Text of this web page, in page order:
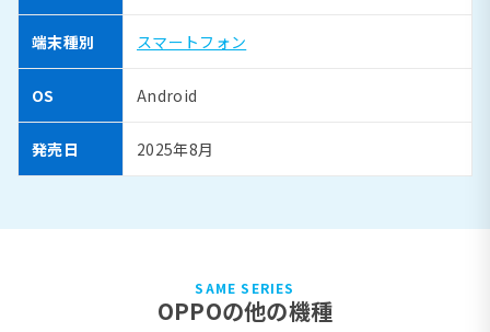
端末種別 スマートフォン
OS Android
発売日 2025年8月
SAME SERIES
OPPOの他の機種